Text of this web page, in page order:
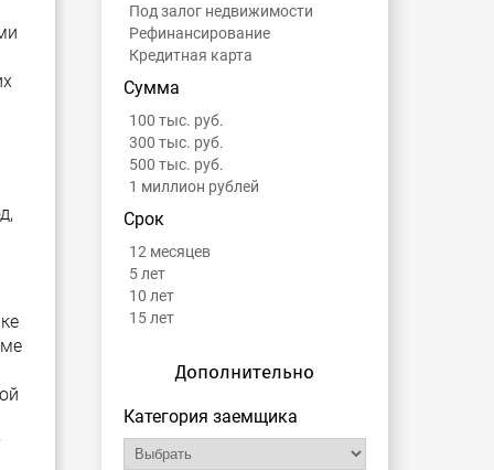
Под залог недвижимости
Рефинансирование
Кредитная карта
Сумма
100 тыс. руб.
300 тыс. руб.
500 тыс. руб.
1 миллион рублей
Срок
12 месяцев
5 лет
10 лет
15 лет
Дополнительно
Категория заемщика